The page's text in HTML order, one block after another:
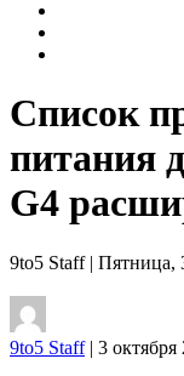
Список
питания
G4
9to5 Staff| Пятница,
9to5 Staff| 3